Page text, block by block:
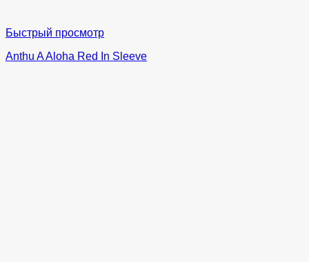
Быстрый просмотр
Anthu A Aloha Red In Sleeve